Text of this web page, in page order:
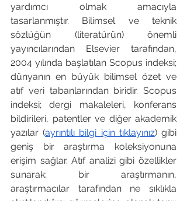
yardımcı olmak amacıyla
tasarlanmıştır. Bilimsel ve teknik
sözlüğün (literatürün) önemli
yayıncılarından Elsevier tarafından,
2004 yılında başlatılan Scopus indeksi;
dünyanın en büyük bilimsel özet ve
atıf veri tabanlarından biridir. Scopus
indeksi; dergi makaleleri, konferans
bildirileri, patentler ve diğer akademik
yazılar (ayrıntılı bilgi için tıklayınız) gibi
geniş bir araştırma koleksiyonuna
erişim sağlar. Atıf analizi gibi özellikler
sunarak; bir araştırmanın,
araştırmacılar tarafından ne sıklıkla